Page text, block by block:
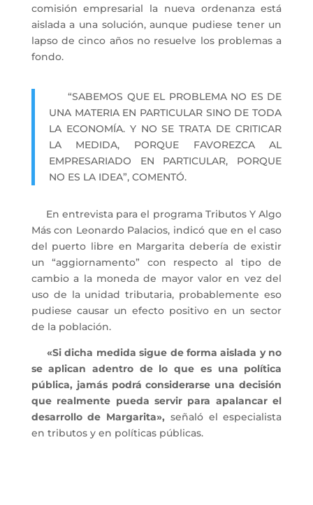
comisión empresarial la nueva ordenanza está
aislada a una solución, aunque pudiese tener un
lapso de cinco años no resuelve los problemas a
fondo.
“SABEMOS QUE EL PROBLEMA NO ES DE
UNA MATERIA EN PARTICULAR SINO DE TODA
LA ECONOMÍA. Y NO SE TRATA DE CRITICAR
LA MEDIDA, PORQUE FAVOREZCA AL
EMPRESARIADO EN PARTICULAR, PORQUE
NO ES LA IDEA”, COMENTÓ.
En entrevista para el programa Tributos Y Algo
Más con Leonardo Palacios, indicó que en el caso
del puerto libre en Margarita debería de existir
un “aggiornamento” con respecto al tipo de
cambio a la moneda de mayor valor en vez del
uso de la unidad tributaria, probablemente eso
pudiese causar un efecto positivo en un sector
de la población.
«Si dicha medida sigue de forma aislada y no
se aplican adentro de lo que es una política
pública, jamás podrá considerarse una decisión
que realmente pueda servir para apalancar el
desarrollo de Margarita», señaló el especialista
en tributos y en políticas públicas.